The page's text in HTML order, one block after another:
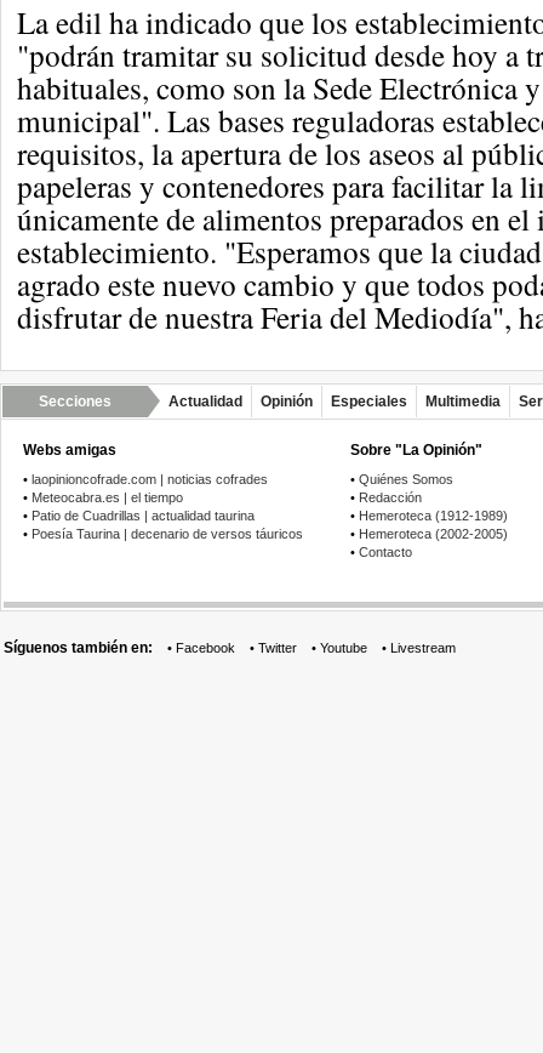
La edil ha indicado que los
"podrán tramitar su solicitud desde hoy a
habituales, como son la Sede Electrónica
municipal". Las bases reguladoras
requisitos, la apertura de los aseos al
papeleras y contenedores para facilitar la
únicamente de alimentos preparados en
establecimiento. "Esperamos que la
agrado este nuevo cambio y que todos
disfrutar de nuestra Feria del Mediodía",
Secciones Actualidad Opinión Especiales Multimedia
Webs amigas
• laopinioncofrade.com | noticias cofrades
• Meteocabra.es | el tiempo
• Patio de Cuadrillas | actualidad taurina
• Poesía Taurina | decenario de versos táuricos
Sobre "La Opinión"
• Quiénes Somos
• Redacción
• Hemeroteca (1912-1989)
• Hemeroteca (2002-2005)
• Contacto
Síguenos también en: • Facebook • Twitter • Youtube • Livestream